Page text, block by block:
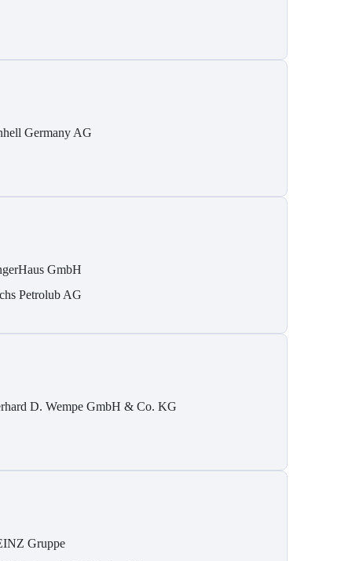
Germany AG
GmbH
Petrolub AG
D. Wempe GmbH & Co. KG
Gruppe